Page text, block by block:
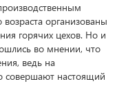
организованы
горячих цехов. Но и
во мнении, что
ведь на
совершают настоящий